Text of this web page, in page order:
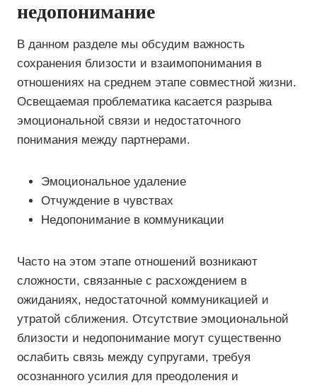
недопонимание
В данном разделе мы обсудим важность
сохранения близости и взаимопонимания в
отношениях на среднем этапе совместной жизни.
Освещаемая проблематика касается разрыва
эмоциональной связи и недостаточного
понимания между партнерами.
Эмоциональное удаление
Отчуждение в чувствах
Недопонимание в коммуникации
Часто на этом этапе отношений возникают
сложности, связанные с расхождением в
ожиданиях, недостаточной коммуникацией и
утратой сближения. Отсутствие эмоциональной
близости и недопонимание могут существенно
ослабить связь между супругами, требуя
осознанного усилия для преодоления и